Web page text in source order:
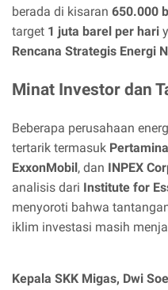
berada di kisaran 650.000
target 1 juta barel per hari
Rencana Strategis Energi
Minat Investor dan
Beberapa perusahaan
tertarik termasuk
ExxonMobil, dan INPEX
analisis dari Institute for
menyoroti bahwa
iklim investasi masih
Kepala SKK Migas, Dwi